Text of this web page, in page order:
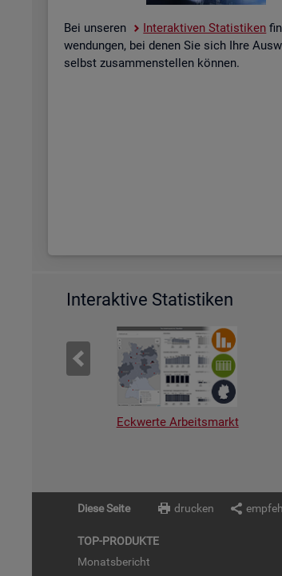
Bei un­se­ren In­ter­ak­ti­ven Sta­tis­ti­ken
wen­dun­gen, bei denen Sie sich Ihre
selbst zu­sam­men­stel­len kön­nen.
Interaktive Statistiken
Eckwerte Arbeitsmarkt
Diese Seite drucken
TOP-PRO­DUK­TE
Mo­nats­be­richt